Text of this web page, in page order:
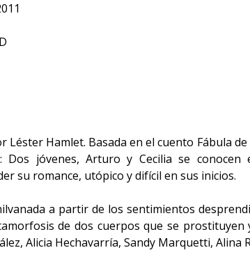
Léster Hamlet. Basada en el cuento Fábula
Dos jóvenes, Arturo y Cecilia se
su romance, utópico y difícil en sus inicios.
a partir de los sentimientos
de dos cuerpos que se
Alicia Hechavarrí­a, Sandy Marquetti, Alina